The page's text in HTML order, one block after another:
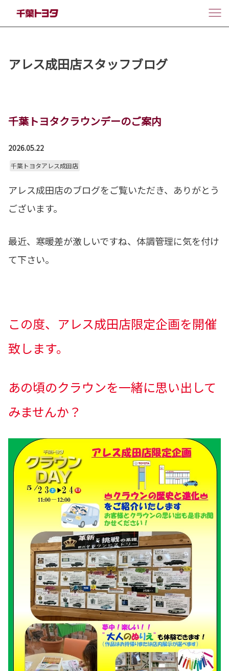
アレス成田店スタッフブログ
千葉トヨタクラウンデーのご案内
2026.05.22
千葉トヨタアレス成田店
アレス成田店のブログをご覧いただき、ありがとう
ございます。
最近、寒暖差が激しいですね、体調管理に気を付け
て下さい。
この度、アレス成田店限定企画を開催
致します。
あの頃のクラウンを一緒に思い出して
みませんか？